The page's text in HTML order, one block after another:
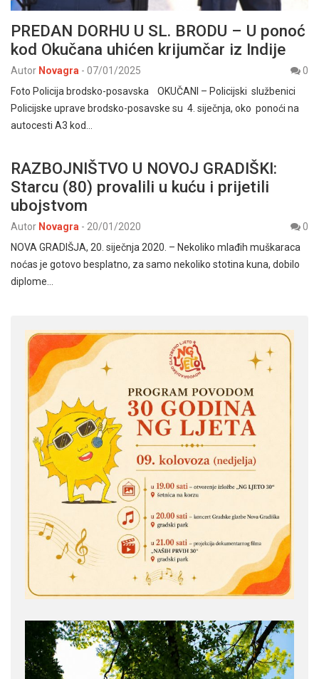
PREDAN DORHU U SL. BRODU – U ponoć
kod Okučana uhićen krijumčar iz Indije
Autor Novagra - 07/01/2025
0
Foto Policija brodsko-posavska OKUČANI – Policijski službenici
Policijske uprave brodsko-posavske su 4. siječnja, oko ponoći na
autocesti A3 kod…
RAZBOJNIŠTVO U NOVOJ GRADIŠKI:
Starcu (80) provalili u kuću i prijetili
ubojstvom
Autor Novagra - 20/01/2020
0
NOVA GRADIŠJA, 20. siječnja 2020. – Nekoliko mlađih muškaraca
noćas je gotovo besplatno, za samo nekoliko stotina kuna, dobilo
diplome…